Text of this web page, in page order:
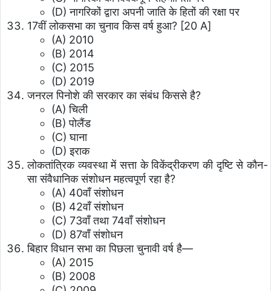
(D) नागरिकों द्वारा अपनी जाति के हितों की रक्षा पर
17वीं लोकसभा का चुनाव किस वर्ष हुआ? [20 A]
(A) 2010
(B) 2014
(C) 2015
(D) 2019
जनरल पिनोशे की सरकार का संबंध किससे है?
(A) चिली
(B) पोलैंड
(C) घाना
(D) इराक
लोकतांत्रिक व्यवस्था में सत्ता के विकेंद्रीकरण की दृष्टि से कौन-
सा संवैधानिक संशोधन महत्वपूर्ण रहा है?
(A) 40वाँ संशोधन
(B) 42वाँ संशोधन
(C) 73वाँ तथा 74वाँ संशोधन
(D) 87वाँ संशोधन
बिहार विधान सभा का पिछला चुनावी वर्ष है—
(A) 2015
(B) 2008